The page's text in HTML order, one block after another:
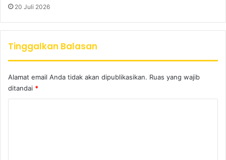
20 Juli 2026
Tinggalkan Balasan
Alamat email Anda tidak akan dipublikasikan. Ruas yang wajib
ditandai *